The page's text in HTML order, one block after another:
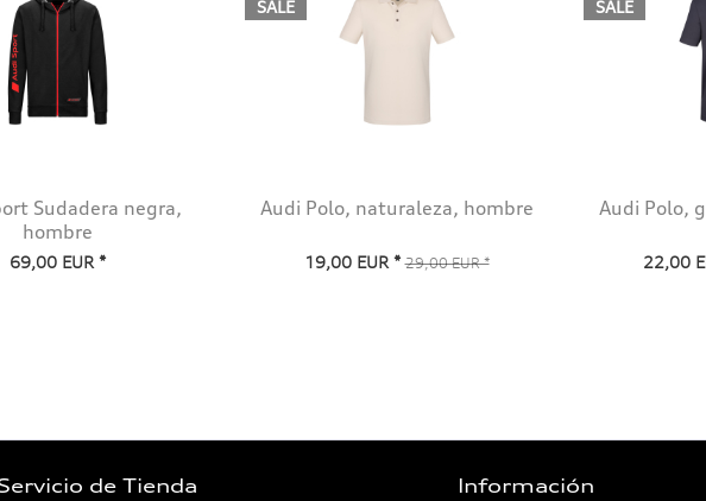
Sudadera negra,
hombre
69,00 EUR *
SALE
Audi Polo, naturaleza, hombre
19,00 EUR * 29,00 EUR *
SALE
Audi Polo,
22,00
de Tienda Información